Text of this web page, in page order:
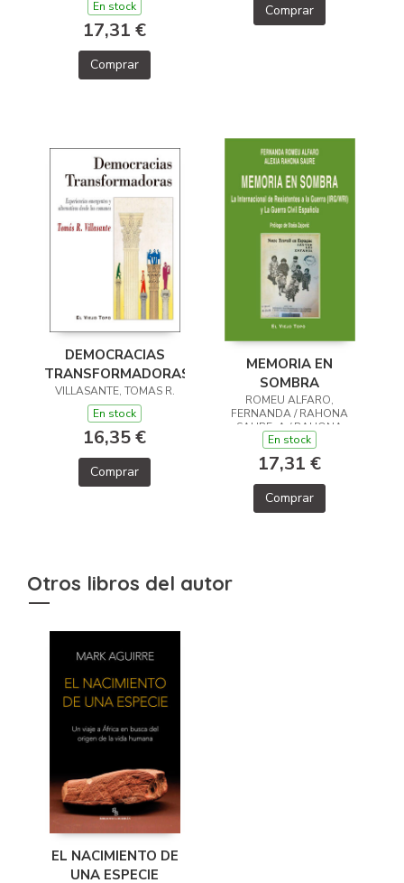
En stock
17,31 €
Comprar
Comprar
DEMOCRACIAS
TRANSFORMADORAS
VILLASANTE, TOMAS R.
En stock
16,35 €
Comprar
MEMORIA EN
SOMBRA
ROMEU ALFARO,
FERNANDA / RAHONA
SAURE, A / RAHONA
SAURE, ALEXIA
En stock
17,31 €
Comprar
Otros libros del autor
EL NACIMIENTO DE
UNA ESPECIE